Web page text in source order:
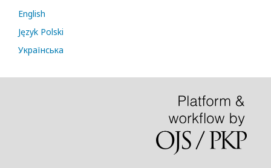
English
Język Polski
Українська